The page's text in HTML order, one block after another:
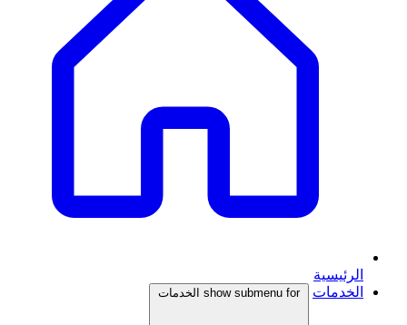
الرئيسية
الخدمات
show submenu for الخدمات